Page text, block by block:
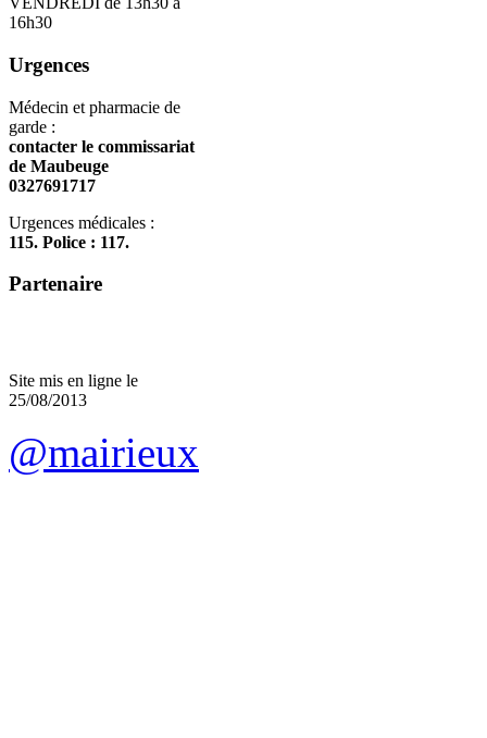
16h30
Urgences
Médecin et pharmacie de
garde :
contacter le commissariat
de Maubeuge
0327691717
Urgences médicales :
115. Police : 117.
Partenaire
Site mis en ligne le
25/08/2013
@mairieux